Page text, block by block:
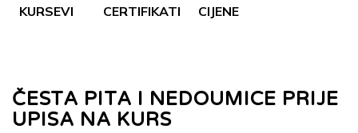
KURSEVI CERTIFIKATI CIJENE
ČESTA PITA I NEDOUMICE PRIJE
UPISA NA KURS